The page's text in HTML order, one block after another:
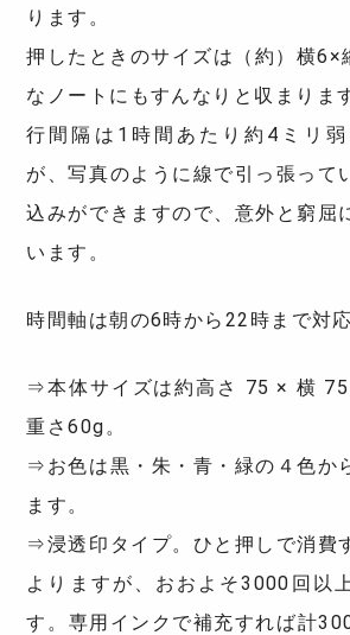
ります。
押したときのサイズは（約）横6×
なノートにもすんなりと収まりま
行間隔は1時間あたり約4ミリ
が、写真のように線で引っ張って
込みができますので、意外と窮屈
います。
時間軸は朝の6時から22時まで対
⇒本体サイズは約高さ 75 × 横 75
重さ60g。
⇒お色は黒・朱・青・緑の４色か
ます。
⇒浸透印タイプ。ひと押しで消費
よりますが、おおよそ3000回以
す。専用インクで補充すれば計